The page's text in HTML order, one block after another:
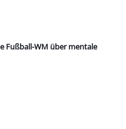
Fußball-WM über mentale